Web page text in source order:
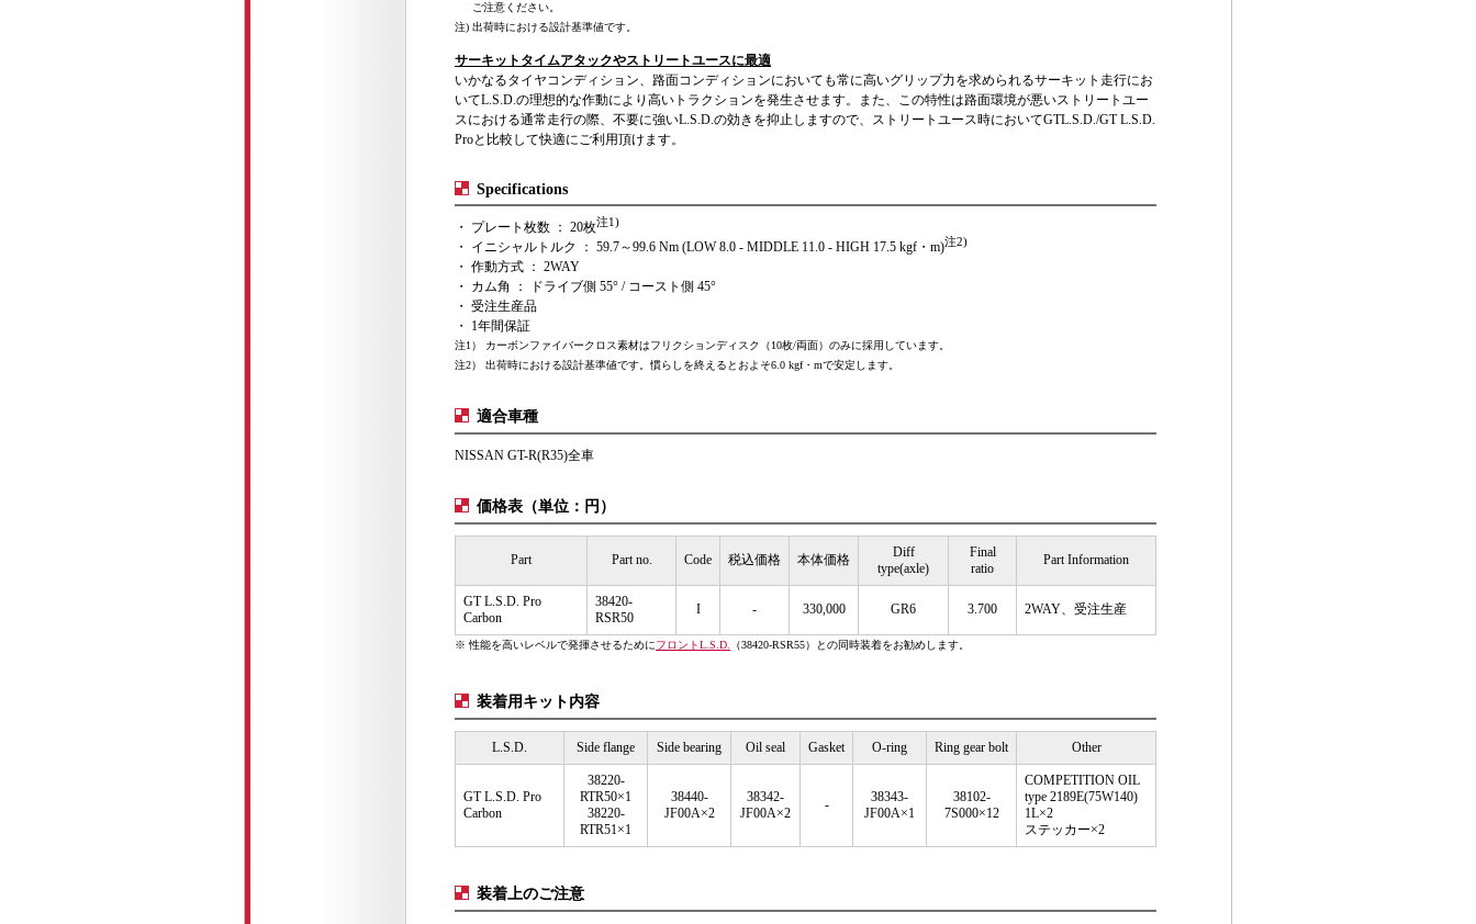
ご注意ください。
注) 出荷時における設計基準値です。
サーキットタイムアタックやストリートユースに最適
いかなるタイヤコンディション、路面コンディションにおいても常に高いグリップ力を求められるサーキット走行にお
いてL.S.D.の理想的な作動により高いトラクションを発生させます。また、この特性は路面環境が悪いストリートユー
スにおける通常走行の際、不要に強いL.S.D.の効きを抑止しますので、ストリートユース時においてGTL.S.D./GT L.S.D.
Proと比較して快適にご利用頂けます。
Specifications
・ プレート枚数 ： 20枚注1)
・ イニシャルトルク ： 59.7～99.6 Nm (LOW 8.0 - MIDDLE 11.0 - HIGH 17.5 kgf・m)注2)
・ 作動方式 ： 2WAY
・ カム角 ： ドライブ側 55° / コースト側 45°
・ 受注生産品
・ 1年間保証
注1） カーボンファイバークロス素材はフリクションディスク（10枚/両面）のみに採用しています。
注2） 出荷時における設計基準値です。慣らしを終えるとおよそ6.0 kgf・mで安定します。
適合車種
NISSAN GT-R(R35)全車
価格表（単位：円）
Part Part no. Code 税込価格 本体価格
Diff
type(axle)
Final
ratio
Part Information
GT L.S.D. Pro
Carbon
38420-
RSR50
I - 330,000 GR6 3.700 2WAY、受注生産
※ 性能を高いレベルで発揮させるためにフロントL.S.D. （38420-RSR55）との同時装着をお勧めします。
装着用キット内容
L.S.D. Side flange Side bearing Oil seal Gasket O-ring Ring gear bolt Other
GT L.S.D. Pro
Carbon
38220-
RTR50×1
38220-
RTR51×1
38440-
JF00A×2
38342-
JF00A×2
-
38343-
JF00A×1
38102-
7S000×12
COMPETITION OIL
type 2189E(75W140)
1L×2
ステッカー×2
装着上のご注意